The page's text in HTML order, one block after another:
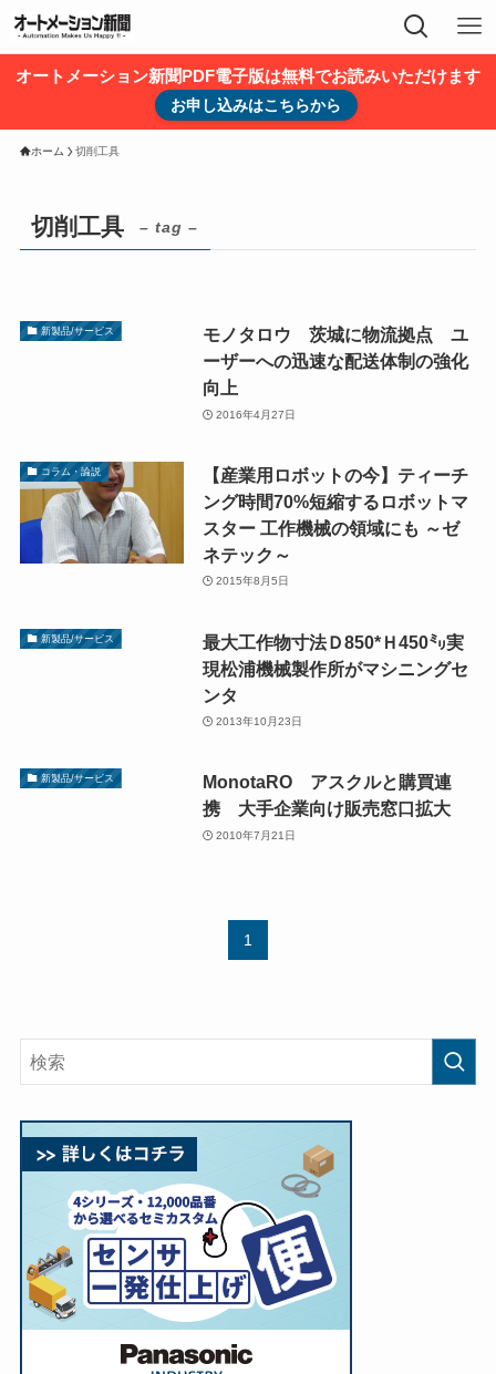
オートメーション新聞PDF電子版は無料でお読みいただけます
お申し込みはこちらから
ホーム 切削工具
切削工具 – tag –
新製品/サービス
モノタロウ 茨城に物流拠点 ユ
ーザーへの迅速な配送体制の強化
向上
2016年4月27日
コラム・論説
【産業用ロボットの今】ティーチ
ング時間70%短縮するロボットマ
スター 工作機械の領域にも ～ゼ
ネテック～
2015年8月5日
新製品/サービス
最大工作物寸法Ｄ850*Ｈ450㍉実
現松浦機械製作所がマシニングセ
ンタ
2013年10月23日
新製品/サービス
MonotaRO アスクルと購買連
携 大手企業向け販売窓口拡大
2010年7月21日
1